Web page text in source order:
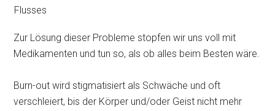
Zur Lösung dieser Probleme stopfen wir uns voll mit
Medikamenten und tun so, als ob alles beim Besten wäre.
Burn-out wird stigmatisiert als Schwäche und oft
verschleiert, bis der Körper und/oder Geist nicht mehr